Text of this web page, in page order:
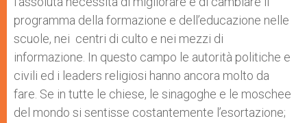
programma della formazione e dell’educazione nelle
scuole, nei centri di culto e nei mezzi di
informazione. In questo campo le autorità politiche e
civili ed i leaders religiosi hanno ancora molto da
fare. Se in tutte le chiese, le sinagoghe e le moschee
del mondo si sentisse costantemente l’esortazione;